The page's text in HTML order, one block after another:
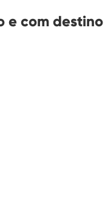
e com